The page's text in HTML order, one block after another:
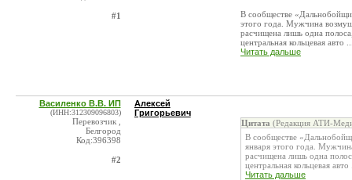
#1
В сообществе
этого года. Мужчина
расчищена лишь одна
центральная кольцевая авто
Читать дальше
Василенко В.В. ИП
(ИНН:312309096803)
Перевозчик ,
Белгород
Код:396398
#2
Алексей
Григорьевич
Цитата (Редакция АТИ-
В сообществе
января этого года.
расчищена лишь одна
центральная кольцевая авто
Читать дальше